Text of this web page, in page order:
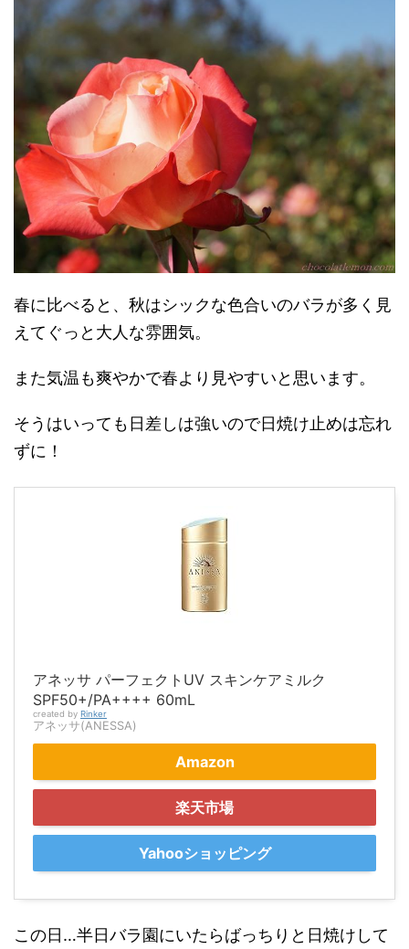
春に比べると、秋はシックな色合いのバラが多く見
えてぐっと大人な雰囲気。
また気温も爽やかで春より見やすいと思います。
そうはいっても日差しは強いので日焼け止めは忘れ
ずに！
アネッサ パーフェクトUV スキンケアミルク
SPF50+/PA++++ 60mL
created by Rinker
アネッサ(ANESSA)
Amazon
楽天市場
Yahooショッピング
この日…半日バラ園にいたらばっちりと日焼けして